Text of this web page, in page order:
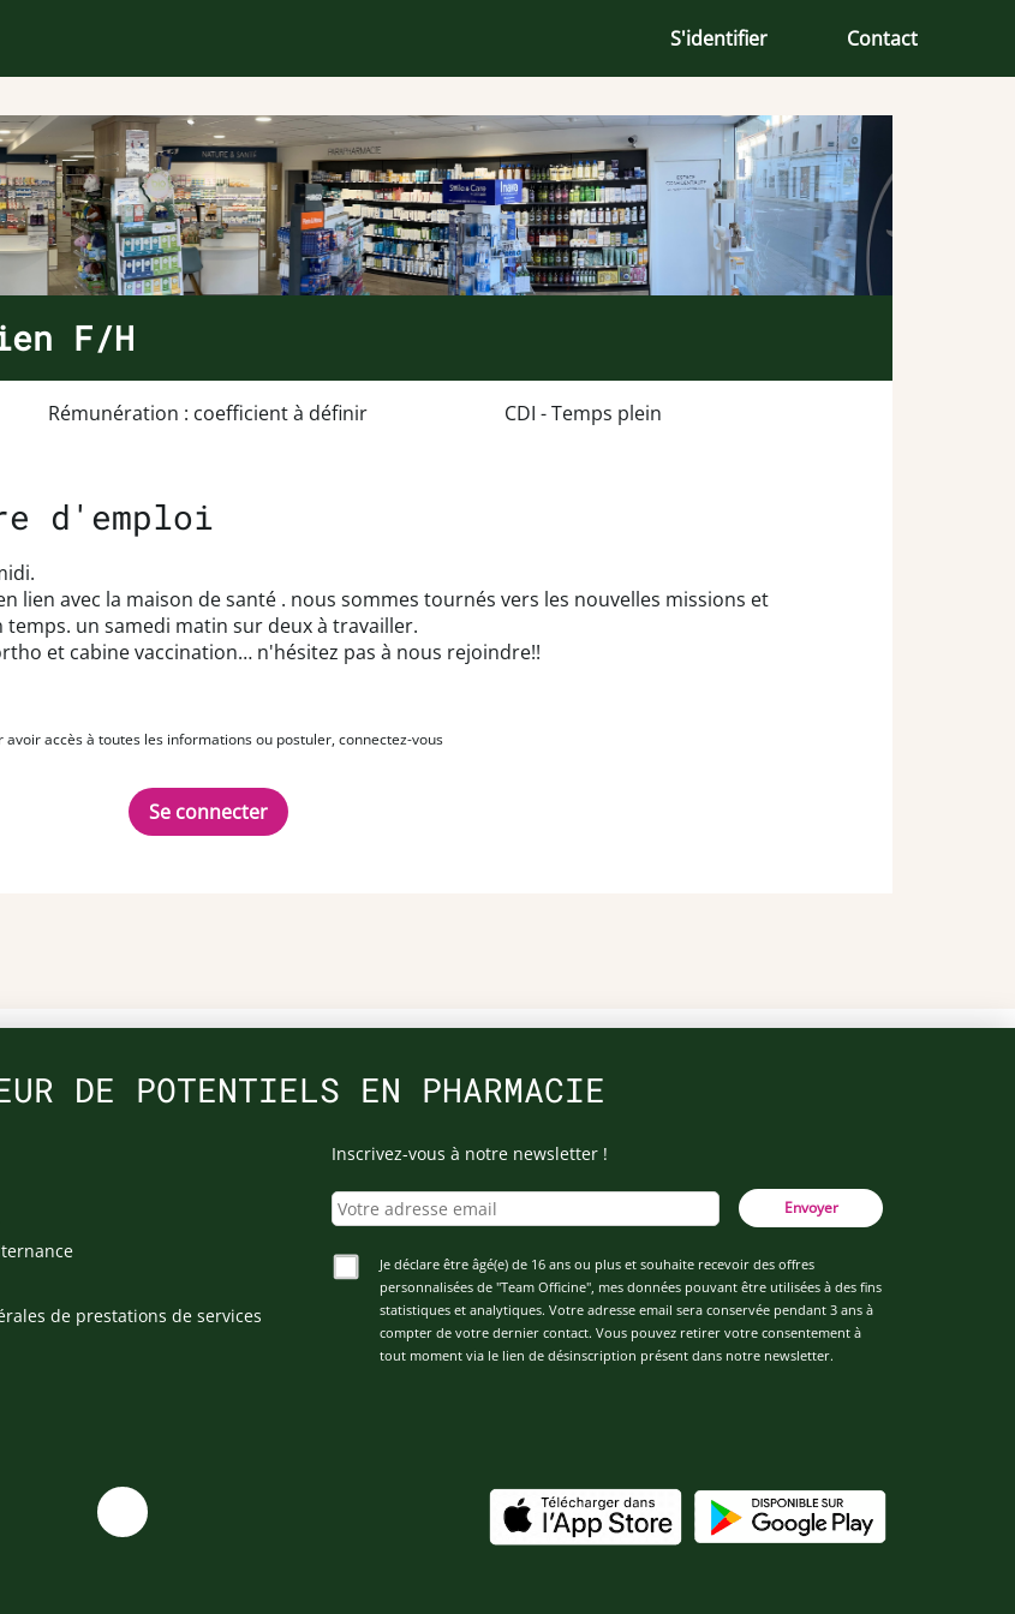
S'identifier Contact
F/H
Rémunération : coefficient à définir CDI - Temps plein
d'emploi
lien avec la maison de santé . nous sommes tournés vers les nouvelles missions et
un samedi matin sur deux à travailler.
et cabine vaccination… n'hésitez pas à nous rejoindre!!
avoir accès à toutes les informations ou postuler, connectez-vous
Se connecter
DE POTENTIELS EN PHARMACIE
de prestations de services
Inscrivez-vous à notre newsletter !
Envoyer
Je déclare être âgé(e) de 16 ans ou plus et souhaite recevoir des offres
personnalisées de "Team Officine", mes données pouvant être utilisées à des fins
statistiques et analytiques. Votre adresse email sera conservée pendant 3 ans à
compter de votre dernier contact. Vous pouvez retirer votre consentement à
tout moment via le lien de désinscription présent dans notre newsletter.